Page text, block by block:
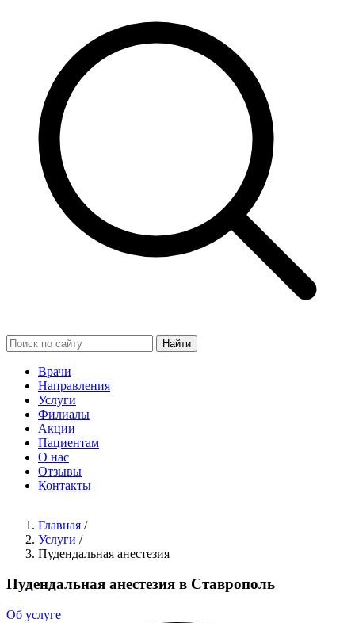
Найти
Врачи
Направления
Услуги
Филиалы
Акции
Пациентам
О нас
Отзывы
Контакты
Главная /
Услуги /
Пудендальная анестезия
Пудендальная анестезия в Ставрополь
Об услуге